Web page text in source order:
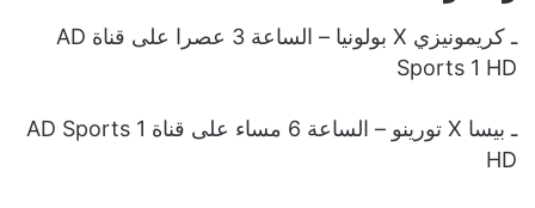
ـ كريمونيزي X بولونيا – الساعة 3 عصرا على قناة AD
Sports 1 HD
ـ بيسا X تورينو – الساعة 6 مساء على قناة AD Sports 1
HD